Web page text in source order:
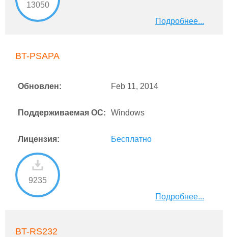
13050
Подробнее...
BT-PSAPA
Обновлен: Feb 11, 2014
Поддерживаемая ОС: Windows
Лицензия: Бесплатно
9235
Подробнее...
BT-RS232